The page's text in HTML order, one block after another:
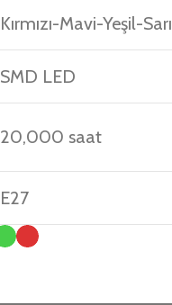
Kırmızı-Mavi-Yeşil-Sarı
SMD LED
20,000 saat
E27